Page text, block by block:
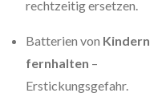
rechtzeitig ersetzen.
Batterien von Kindern
fernhalten –
Erstickungsgefahr.